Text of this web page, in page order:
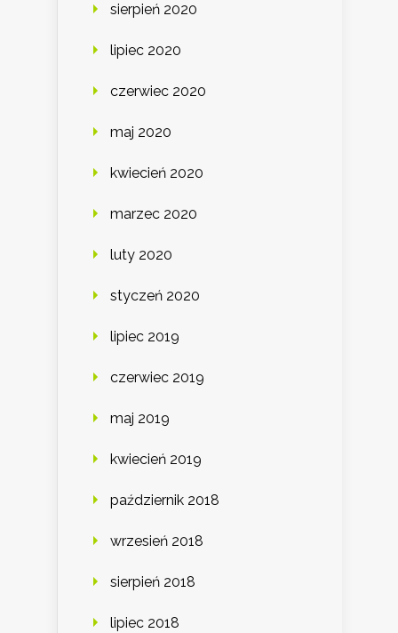
sierpień 2020
lipiec 2020
czerwiec 2020
maj 2020
kwiecień 2020
marzec 2020
luty 2020
styczeń 2020
lipiec 2019
czerwiec 2019
maj 2019
kwiecień 2019
październik 2018
wrzesień 2018
sierpień 2018
lipiec 2018